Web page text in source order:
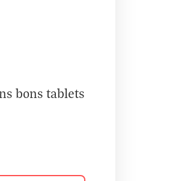
bons tablets